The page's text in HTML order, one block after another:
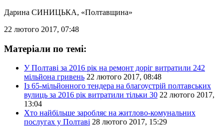
Дарина СИНИЦЬКА, «Полтавщина»
22 лютого 2017, 07:48
Матеріали по темі:
У Полтаві за 2016 рік на ремонт доріг витратили 242
мільйона гривень 22 лютого 2017, 08:48
Із 65-мільйонного тендера на благоустрій полтавських
вулиць за 2016 рік витратили тільки 30 22 лютого 2017,
13:04
Хто найбільше заробляє на житлово-комунальних
послугах у Полтаві 28 лютого 2017, 15:29